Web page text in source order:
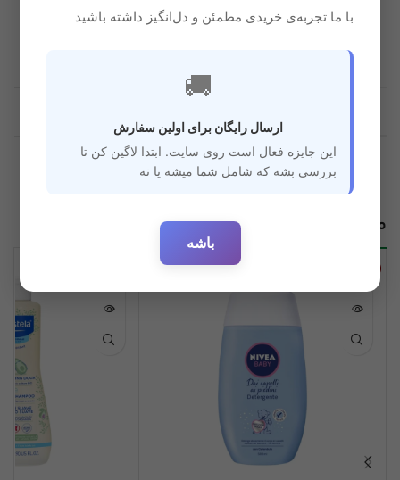
محصولات مرتبط
با ما تجربه‌ی خریدی مطمئن و دل‌انگیز داشته باشید
🚚
ارسال رایگان برای اولین سفارش
این جایزه فعال است روی سایت. ابتدا لاگین کن تا
بررسی بشه که شامل شما میشه یا نه
باشه